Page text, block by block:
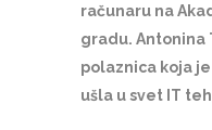
računaru na
gradu. Antonina
polaznica koja
ušla u svet IT